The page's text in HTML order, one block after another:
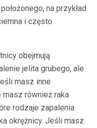
na przykład
i często
obejmują
jelita grubego, ale
masz inne
masz również raka
rodzaje zapalenia
okrężnicy. Jeśli masz